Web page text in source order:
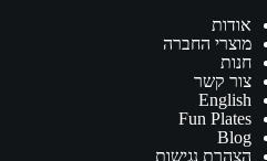
אודות
מוצרי החברה
חנות
צור קשר
English
Fun Plates
Blog
הצהרת נגישות